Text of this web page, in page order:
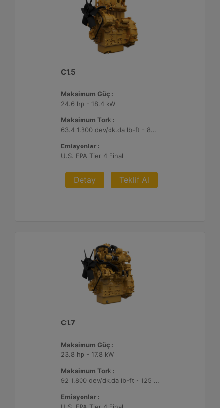
C1.5
Maksimum Güç :
24.6 hp - 18.4 kW
Maksimum Tork :
63.4 1.800 dev/dk.da lb-ft - 86 1.800 dev/dk.da Nm
Emisyonlar :
U.S. EPA Tier 4 Final
Detay Teklif Al
C1.7
Maksimum Güç :
23.8 hp - 17.8 kW
Maksimum Tork :
92 1.800 dev/dk.da lb-ft - 125 1.800 dev/dk.da Nm
Emisyonlar :